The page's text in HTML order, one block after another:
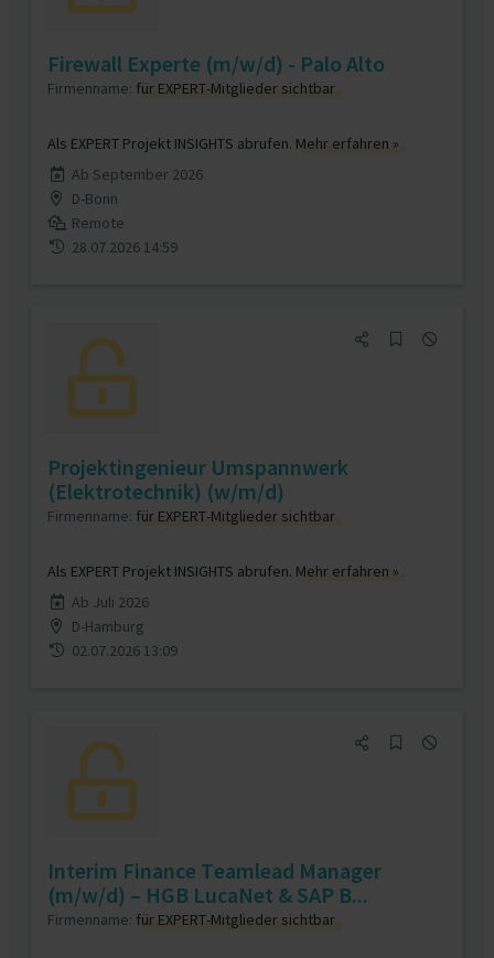
Firewall Experte (m/w/d) - Palo Alto
Firmenname: für EXPERT-Mitglieder sichtbar
Als EXPERT Projekt INSIGHTS abrufen. Mehr erfahren »
Ab September 2026
D-Bonn
Remote
28.07.2026 14:59
Projektingenieur Umspannwerk
(Elektrotechnik) (w/m/d)
Firmenname: für EXPERT-Mitglieder sichtbar
Als EXPERT Projekt INSIGHTS abrufen. Mehr erfahren »
Ab Juli 2026
D-Hamburg
02.07.2026 13:09
Interim Finance Teamlead Manager
(m/w/d) – HGB LucaNet & SAP B...
Firmenname: für EXPERT-Mitglieder sichtbar